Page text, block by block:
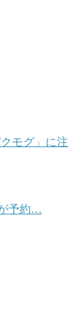
モグ」に注
予約…